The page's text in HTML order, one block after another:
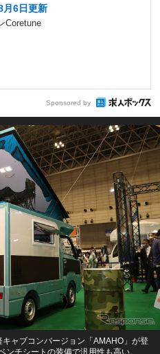
月6日更新
Coretune
Sponsored by
ャブコンバージョン「AMAHO」が登
チシートの装備で汎用性も高い。